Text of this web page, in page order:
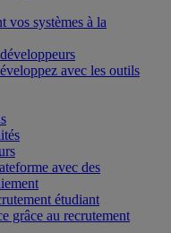
vos systèmes à la
avec les outils
avec des
étudiant
grâce au recrutement